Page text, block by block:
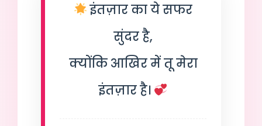
इंतज़ार का ये सफर
सुंदर है,
क्योंकि आखिर में तू मेरा
इंतज़ार है।